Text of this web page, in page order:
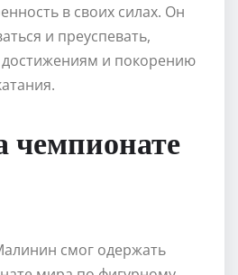
в своих силах. Он
и преуспевать,
и покорению
чемпионате
смог одержать